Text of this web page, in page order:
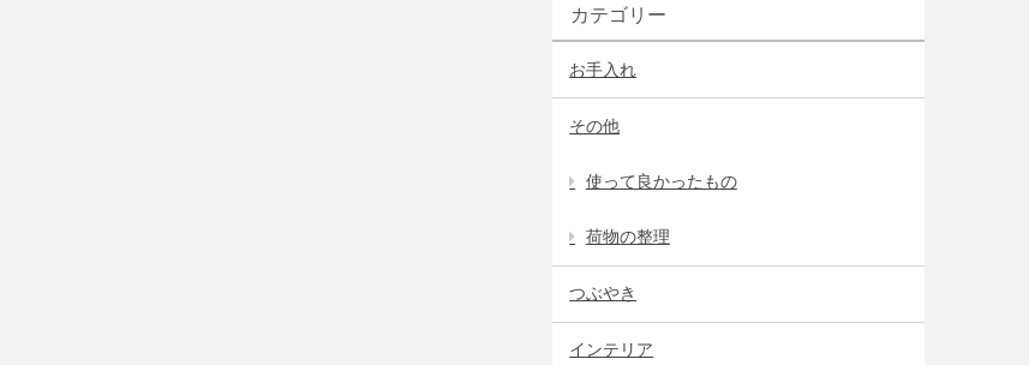
カテゴリー
お手入れ
その他
使って良かったもの
荷物の整理
つぶやき
インテリア